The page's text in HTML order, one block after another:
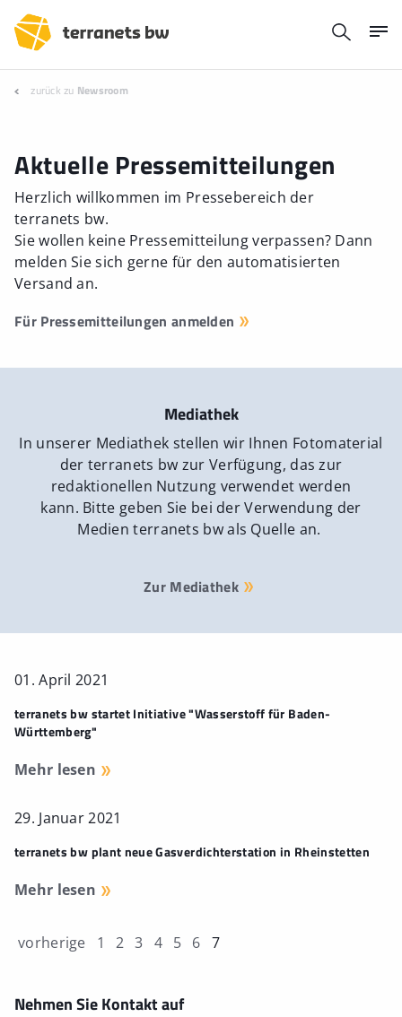
zurück zu Newsroom
Aktuelle Pressemitteilungen
Herzlich willkommen im Pressebereich der
terranets bw.
Sie wollen keine Pressemitteilung verpassen? Dann
melden Sie sich gerne für den automatisierten
Versand an.
Für Pressemitteilungen anmelden
Mediathek
In unserer Mediathek stellen wir Ihnen Fotomaterial
der terranets bw zur Verfügung, das zur
redaktionellen Nutzung verwendet werden
kann. Bitte geben Sie bei der Verwendung der
Medien terranets bw als Quelle an.
Zur Mediathek
01. April 2021
terranets bw startet Initiative "Wasserstoff für Baden-
Württemberg"
Mehr lesen
29. Januar 2021
terranets bw plant neue Gasverdichterstation in Rheinstetten
Mehr lesen
vorherige 1 2 3 4 5 6 7
Nehmen Sie Kontakt auf